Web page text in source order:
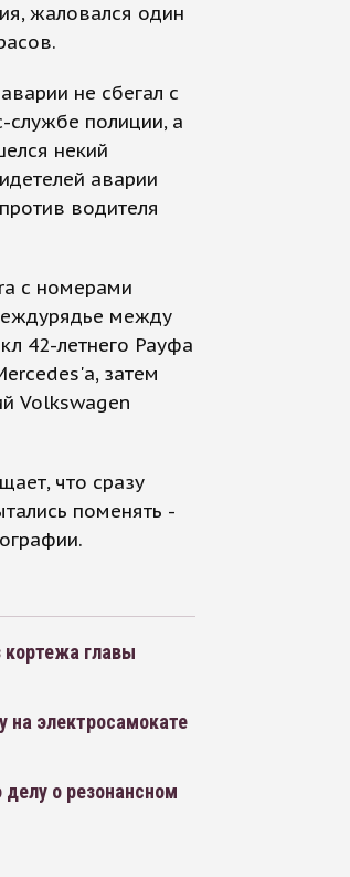
жаловался один
не сбегал с
службе полиции, а
некий
аварии
водителя
с номерами
между
42-летнего Рауфа
затем
Volkswagen
что сразу
поменять -
кортежа главы
на электросамокате
делу о резонансном